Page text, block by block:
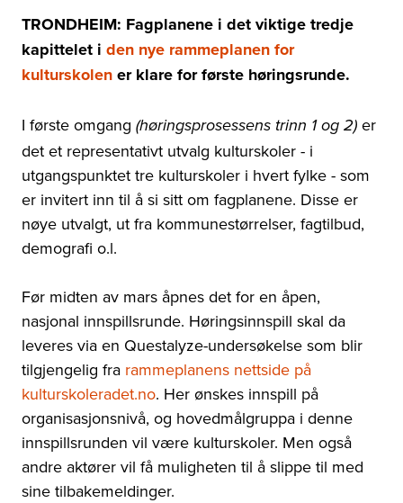
TRONDHEIM: Fagplanene i det viktige tredje
kapittelet i den nye rammeplanen for
kulturskolener klare for første høringsrunde.
I første omgang (høringsprosessens trinn 1 og 2) er
det et representativt utvalg kulturskoler - i
utgangspunktet tre kulturskoler i hvert fylke - som
er invitert inn til å si sitt om fagplanene. Disse er
nøye utvalgt, ut fra kommunestørrelser, fagtilbud,
demografi o.l.
Før midten av mars åpnes det for en åpen,
nasjonal innspillsrunde. Høringsinnspill skal da
leveres via en Questalyze-undersøkelse som blir
tilgjengelig fra rammeplanens nettside på
kulturskoleradet.no. Her ønskes innspill på
organisasjonsnivå, og hovedmålgruppa i denne
innspillsrunden vil være kulturskoler. Men også
andre aktører vil få muligheten til å slippe til med
sine tilbakemeldinger.